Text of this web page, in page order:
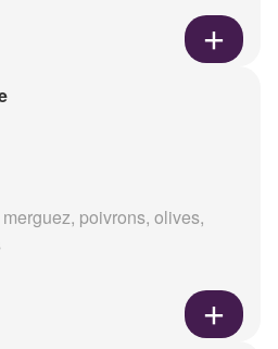
poivrons, olives,